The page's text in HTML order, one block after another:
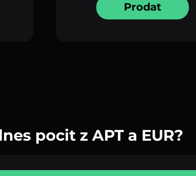
Prodat
pocit z APT a EUR?